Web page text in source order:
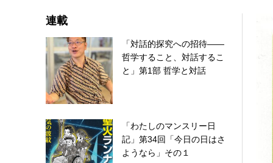
連載
「対話的探究への招待――
哲学すること、対話するこ
と」第1部 哲学と対話
「わたしのマンスリー日
記」第34回「今日の日はさ
ようなら」その１